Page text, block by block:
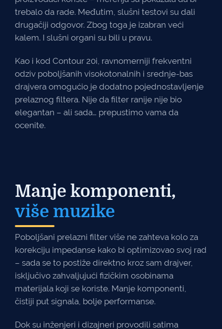
trebalo da rade. Međutim, slušni testovi su dali
drugačiji odgovor. Zbog toga je izabran veći
kalem. I slušni organi su bili u pravu.
Kao i kod Contour 20i, ravnomerniji frekventni
odziv poboljšanih visokotonalnih i srednje-bas
drajvera omogućio je dodatno pojednostavljenje
prelaznog filtera. Nije da filter ranije nije bio
elegantan – ali sada… prepustimo vama da
ocenite.
Manje komponenti,
više muzike
Poboljšani prelazni filter više ne zahteva kolo za
korekciju impedanse kako bi optimizovao svoj rad
– sada se to postiže direktno kroz sam drajver,
isključivo zahvaljujući fizičkim osobinama
materijala koji se koriste. Manje komponenti,
čistiji put signala, bolje performanse.
Dok su inženjeri i dizajneri provodili satima